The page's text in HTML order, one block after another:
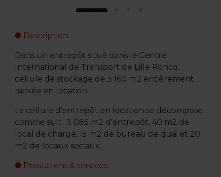
Description
Dans un entrepôt situé dans le Centre
International de Transport de Lille Roncq,
cellule de stockage de 3 160 m2 entièrement
rackée en location.
La cellule d'entrepôt en location se décompose
comme suit : 3 085 m2 d'entrepôt, 40 m2 de
local de charge, 15 m2 de bureau de quai et 20
m2 de locaux sociaux.
Prestations & services